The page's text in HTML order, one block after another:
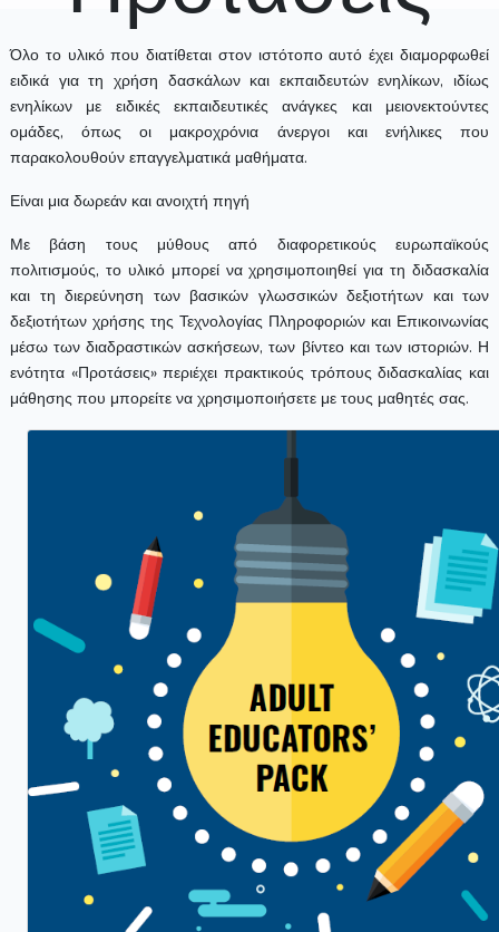
Όλο το υλικό που διατίθεται στον ιστότοπο αυτό έχει διαμορφωθεί
ειδικά για τη χρήση δασκάλων και εκπαιδευτών ενηλίκων, ιδίως
ενηλίκων με ειδικές εκπαιδευτικές ανάγκες και μειονεκτούντες
ομάδες, όπως οι μακροχρόνια άνεργοι και ενήλικες που
παρακολουθούν επαγγελματικά μαθήματα.
Είναι μια δωρεάν και ανοιχτή πηγή
Με βάση τους μύθους από διαφορετικούς ευρωπαϊκούς
πολιτισμούς, το υλικό μπορεί να χρησιμοποιηθεί για τη διδασκαλία
και τη διερεύνηση των βασικών γλωσσικών δεξιοτήτων και των
δεξιοτήτων χρήσης της Τεχνολογίας Πληροφοριών και Επικοινωνίας
μέσω των διαδραστικών ασκήσεων, των βίντεο και των ιστοριών. Η
ενότητα «Προτάσεις» περιέχει πρακτικούς τρόπους διδασκαλίας και
μάθησης που μπορείτε να χρησιμοποιήσετε με τους μαθητές σας.